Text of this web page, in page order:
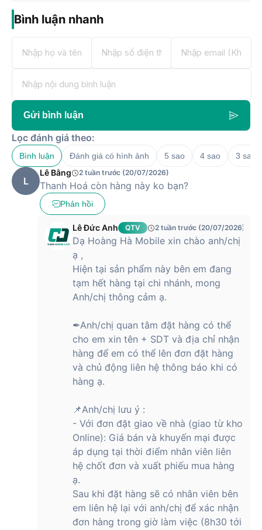
Bình luận nhanh
Gửi bình luận
Lọc đánh giá theo:
Bình luận Đánh giá có hình ảnh 5 sao 4 sao 3 sao
L
Lê Bằng 2 tuần trước (20/07/2026)
Thanh Hoá còn hàng này ko bạn?
Phản hồi
Lê Đức Anh QTV 2 tuần trước (20/07/2026)
Dạ Hoàng Hà Mobile xin chào anh/chị
ạ ,
Hiện tại sản phẩm này bên em đang
tạm hết hàng tại chi nhánh, mong
Anh/chị thông cảm ạ.
✒Anh/chị quan tâm đặt hàng có thể
cho em xin tên + SDT và địa chỉ nhận
hàng để em có thể lên đơn đặt hàng
và chủ động liên hệ thông báo khi có
hàng ạ.
📌Anh/chị lưu ý :
- Với đơn đặt giao về nhà (giao từ kho
Online): Giá bán và khuyến mại được
áp dụng tại thời điểm nhân viên liên
hệ chốt đơn và xuất phiếu mua hàng
ạ.
Sau khi đặt hàng sẽ có nhân viên bên
em liên hệ lại với anh/chị để xác nhận
đơn hàng trong giờ làm việc (8h30 tới